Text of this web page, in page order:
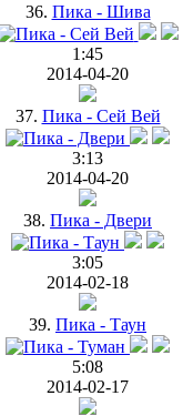
36. Пика - Шива
1:45
2014-04-20
37. Пика - Сей Вей
3:13
2014-04-20
38. Пика - Двери
3:05
2014-02-18
39. Пика - Таун
5:08
2014-02-17